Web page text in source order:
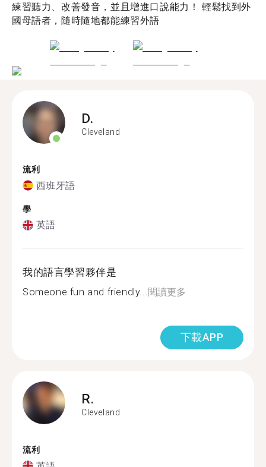
練習聽力、改善發音，並且增進口說能力！ 輕鬆找到外
國母語者，隨時隨地都能練習外語
D.
Cleveland
流利
西班牙語
學
英語
我的語言學習夥伴是
Someone fun and friendly...閱讀更多
下載APP
R.
Cleveland
流利